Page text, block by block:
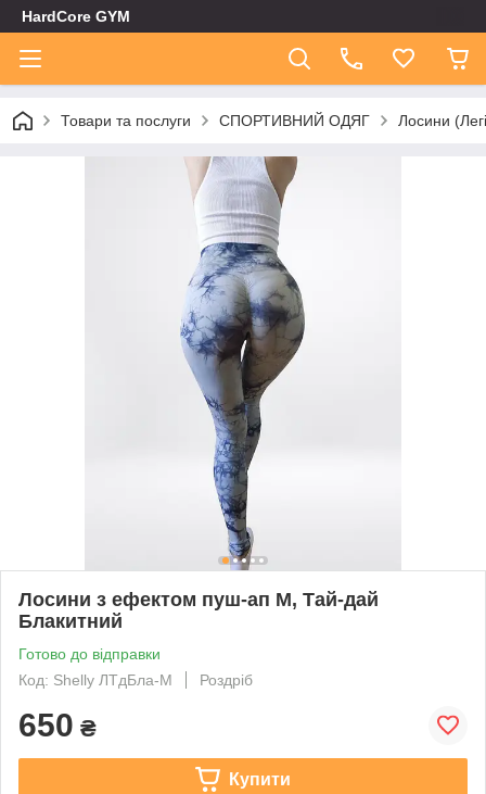
HardCore GYM
Товари та послуги СПОРТИВНИЙ ОДЯГ Лосини
Лосини з ефектом пуш-ап M, Тай-дай
Блакитний
Готово до відправки
Код: Shelly ЛТдБла-M
Роздріб
650 ₴
Купити